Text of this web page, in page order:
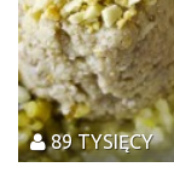
89 TYSIĘCY